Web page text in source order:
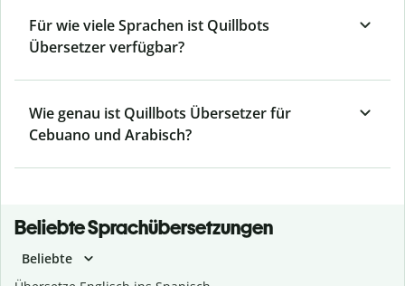
Für wie viele Sprachen ist Quillbots
Übersetzer verfügbar?
Wie genau ist Quillbots Übersetzer für
Cebuano und Arabisch?
Beliebte Sprachübersetzungen
Beliebte